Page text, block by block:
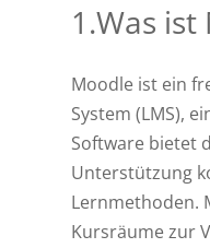
1.Was ist
Moodle ist ein
System (LMS),
Software bietet
Unterstützung
Lernmethoden.
Kursräume zur